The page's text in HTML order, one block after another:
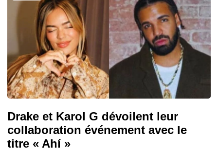
Drake et Karol G dévoilent leur
collaboration événement avec le
titre « Ahí »